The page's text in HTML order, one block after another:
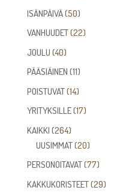
ISÄNPÄIVÄ 5050
tuotetta
VANHUUDET 2222
JOULU 4040
tuotetta
PÄÄSIÄINEN 1111
tuotetta
POISTUVAT 1414
tuotetta
YRITYKSILLE 1717
KAIKKI 264264
tuotetta
UUSIMMAT 2020
tuotetta
PERSONOITAVAT 7777
tuotetta
KAKKUKORISTEET 2929